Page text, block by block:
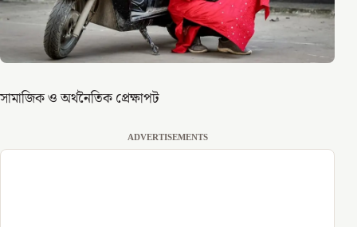
সামাজিক ও অর্থনৈতিক প্রেক্ষাপট
ADVERTISEMENTS